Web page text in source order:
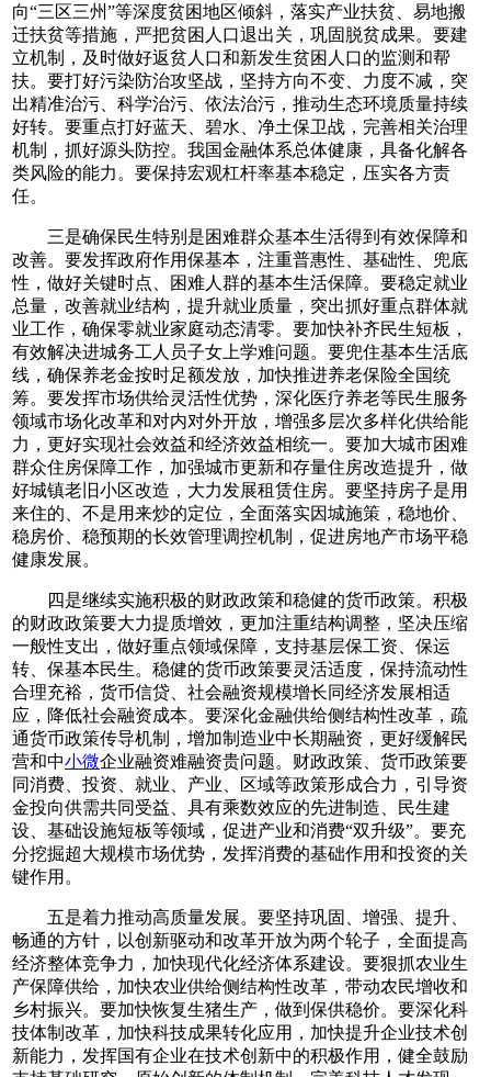
向“三区三州”等深度贫困地区倾斜，落实产业扶贫、易地搬
迁扶贫等措施，严把贫困人口退出关，巩固脱贫成果。要建
立机制，及时做好返贫人口和新发生贫困人口的监测和帮
扶。要打好污染防治攻坚战，坚持方向不变、力度不减，突
出精准治污、科学治污、依法治污，推动生态环境质量持续
好转。要重点打好蓝天、碧水、净土保卫战，完善相关治理
机制，抓好源头防控。我国金融体系总体健康，具备化解各
类风险的能力。要保持宏观杠杆率基本稳定，压实各方责
任。
三是确保民生特别是困难群众基本生活得到有效保障和
改善。要发挥政府作用保基本，注重普惠性、基础性、兜底
性，做好关键时点、困难人群的基本生活保障。要稳定就业
总量，改善就业结构，提升就业质量，突出抓好重点群体就
业工作，确保零就业家庭动态清零。要加快补齐民生短板，
有效解决进城务工人员子女上学难问题。要兜住基本生活底
线，确保养老金按时足额发放，加快推进养老保险全国统
筹。要发挥市场供给灵活性优势，深化医疗养老等民生服务
领域市场化改革和对内对外开放，增强多层次多样化供给能
力，更好实现社会效益和经济效益相统一。要加大城市困难
群众住房保障工作，加强城市更新和存量住房改造提升，做
好城镇老旧小区改造，大力发展租赁住房。要坚持房子是用
来住的、不是用来炒的定位，全面落实因城施策，稳地价、
稳房价、稳预期的长效管理调控机制，促进房地产市场平稳
健康发展。
四是继续实施积极的财政政策和稳健的货币政策。积极
的财政政策要大力提质增效，更加注重结构调整，坚决压缩
一般性支出，做好重点领域保障，支持基层保工资、保运
转、保基本民生。稳健的货币政策要灵活适度，保持流动性
合理充裕，货币信贷、社会融资规模增长同经济发展相适
应，降低社会融资成本。要深化金融供给侧结构性改革，疏
通货币政策传导机制，增加制造业中长期融资，更好缓解民
营和中小微企业融资难融资贵问题。财政政策、货币政策要
同消费、投资、就业、产业、区域等政策形成合力，引导资
金投向供需共同受益、具有乘数效应的先进制造、民生建
设、基础设施短板等领域，促进产业和消费“双升级”。要充
分挖掘超大规模市场优势，发挥消费的基础作用和投资的关
键作用。
五是着力推动高质量发展。要坚持巩固、增强、提升、
畅通的方针，以创新驱动和改革开放为两个轮子，全面提高
经济整体竞争力，加快现代化经济体系建设。要狠抓农业生
产保障供给，加快农业供给侧结构性改革，带动农民增收和
乡村振兴。要加快恢复生猪生产，做到保供稳价。要深化科
技体制改革，加快科技成果转化应用，加快提升企业技术创
新能力，发挥国有企业在技术创新中的积极作用，健全鼓励